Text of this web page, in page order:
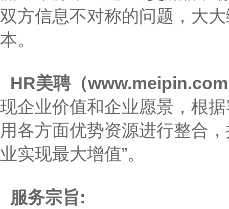
双方信息不对称的问题，大
本。
HR美聘（
现企业价值和企业愿景，根
用各方面优势资源进行整合
业实现最大增值”。
服务宗旨: